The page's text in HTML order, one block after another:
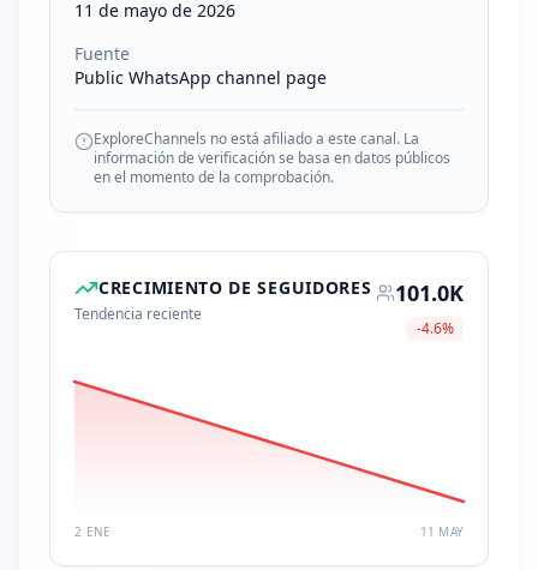
11 de mayo de 2026
Fuente
Public WhatsApp channel page
ExploreChannels no está afiliado a este canal. La
información de verificación se basa en datos públicos
en el momento de la comprobación.
CRECIMIENTO DE SEGUIDORES
Tendencia reciente
101.0K
-4.6%
2 ENE 11 MAY